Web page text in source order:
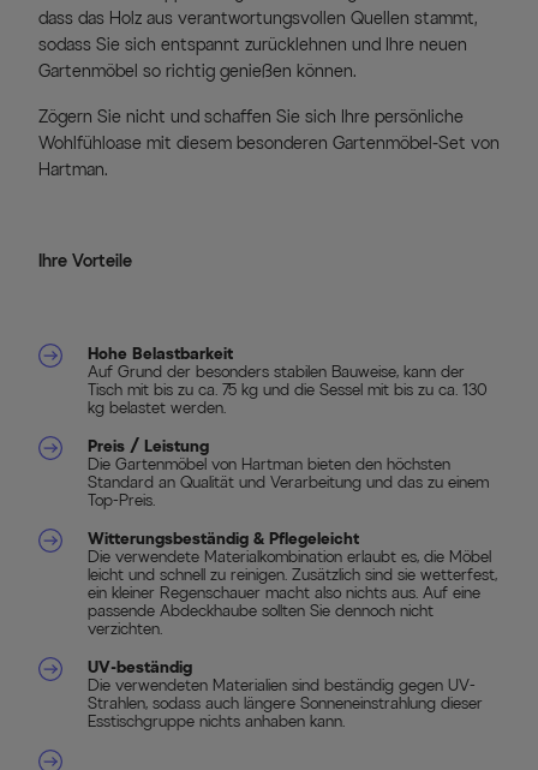
dass das Holz aus verantwortungsvollen Quellen stammt,
sodass Sie sich entspannt zurücklehnen und Ihre neuen
Gartenmöbel so richtig genießen können.
Zögern Sie nicht und schaffen Sie sich Ihre persönliche
Wohlfühloase mit diesem besonderen Gartenmöbel-Set von
Hartman.
Ihre Vorteile
Hohe Belastbarkeit
Auf Grund der besonders stabilen Bauweise, kann der
Tisch mit bis zu ca. 75 kg und die Sessel mit bis zu ca. 130
kg belastet werden.
Preis / Leistung
Die Gartenmöbel von Hartman bieten den höchsten
Standard an Qualität und Verarbeitung und das zu einem
Top-Preis.
Witterungsbeständig & Pflegeleicht
Die verwendete Materialkombination erlaubt es, die Möbel
leicht und schnell zu reinigen. Zusätzlich sind sie wetterfest,
ein kleiner Regenschauer macht also nichts aus. Auf eine
passende Abdeckhaube sollten Sie dennoch nicht
verzichten.
UV-beständig
Die verwendeten Materialien sind beständig gegen UV-
Strahlen, sodass auch längere Sonneneinstrahlung dieser
Esstischgruppe nichts anhaben kann.